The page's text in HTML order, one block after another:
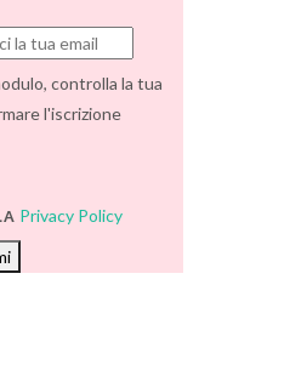
controlla la tua
l'iscrizione
Privacy Policy